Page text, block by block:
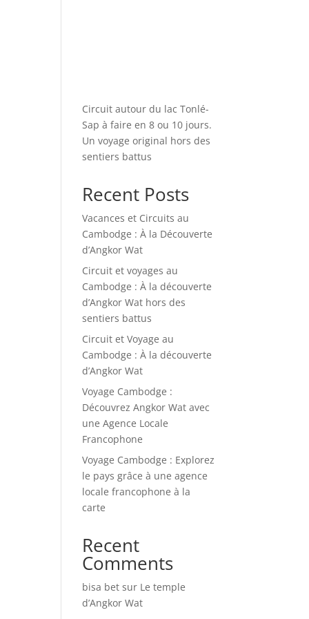
Circuit autour du lac Tonlé-
Sap à faire en 8 ou 10 jours.
Un voyage original hors des
sentiers battus
Recent Posts
Vacances et Circuits au
Cambodge : À la Découverte
d’Angkor Wat
Circuit et voyages au
Cambodge : À la découverte
d’Angkor Wat hors des
sentiers battus
Circuit et Voyage au
Cambodge : À la découverte
d’Angkor Wat
Voyage Cambodge :
Découvrez Angkor Wat avec
une Agence Locale
Francophone
Voyage Cambodge : Explorez
le pays grâce à une agence
locale francophone à la
carte
Recent
Comments
bisa bet sur Le temple
d’Angkor Wat